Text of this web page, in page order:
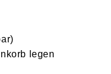
legen